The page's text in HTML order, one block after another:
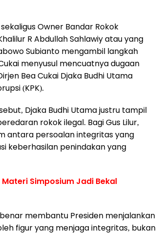
Owner Bandar Rokok
R Abdullah Sahlawiy atau yang
Subianto mengambil langkah
menyusul mencuatnya dugaan
Bea Cukai Djaka Budhi Utama
(KPK).
Djaka Budhi Utama justru tampil
rokok ilegal. Bagi Gus Lilur,
antara persoalan integritas yang
keberhasilan penindakan yang
Simposium Jadi Bekal
membantu Presiden menjalankan
figur yang menjaga integritas, bukan